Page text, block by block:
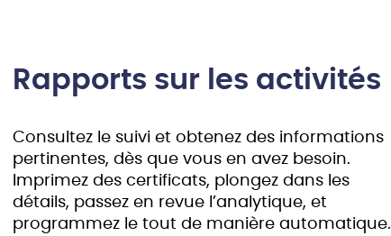
Rapports sur les activités
Consultez le suivi et obtenez des informations
pertinentes, dès que vous en avez besoin.
Imprimez des certificats, plongez dans les
détails, passez en revue l’analytique, et
programmez le tout de manière automatique.